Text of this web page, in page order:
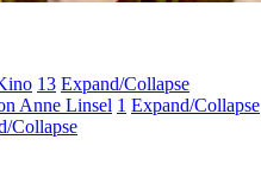
13 Expand/Collapse
Anne Linsel 1 Expand/Collapse
Collapse